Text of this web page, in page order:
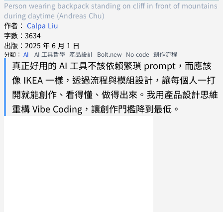
Person wearing backpack standing on cliff in front of mountains
during daytime (Andreas Chu)
作者： Calpa Liu
字數：3634
出版：2025 年 6 月 1 日
分類： AI AI 工具哲學 產品設計 Bolt.new No-code 創作流程
真正好用的 AI 工具不該依賴繁瑣 prompt，而應該
像 IKEA 一樣，透過流程與模組設計，讓每個人一打
開就能創作、看得懂、做得出來。我用產品設計思維
重構 Vibe Coding，讓創作門檻降到最低。